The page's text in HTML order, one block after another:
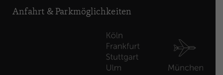
Anfahrt & Park­möglich­keiten